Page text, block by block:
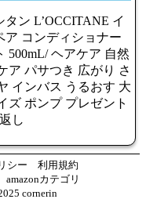
タン L’OCCITANE イ
ア コンディショナー
500mL/ ヘアケア 自然
ア パサつき 広がり さ
インバス うるおす 大
ズ ポンプ プレゼント
し
シー
利用規約
amazonカテゴリ
cornerin